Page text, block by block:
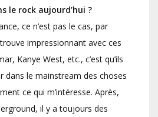
le rock aujourd’hui ?
ce n’est pas le cas, par
impressionnant avec ces
Kanye West, etc., c’est qu’ils
dans le mainstream des choses
ce qui m’intéresse. Après,
il y a toujours des